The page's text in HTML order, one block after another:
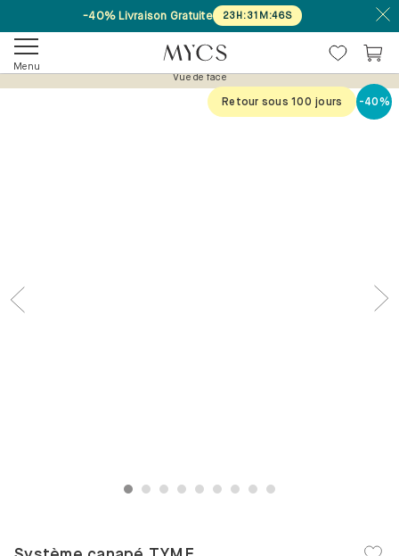
-40% Livraison Gratuite 23H:31 M:46S
Menu Vue de face
1 2 3 4 5 6 7 8 9
Retour sous 100 jours -40%